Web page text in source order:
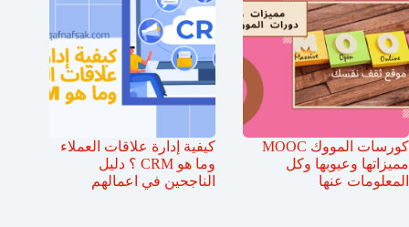
كورسات المووك MOOC
مميزاتها وعيوبها وكل
المعلومات عنها
كيفية إدارة علاقات العملاء
وما هو CRM ؟ دليل
الناجحين في اعمالهم